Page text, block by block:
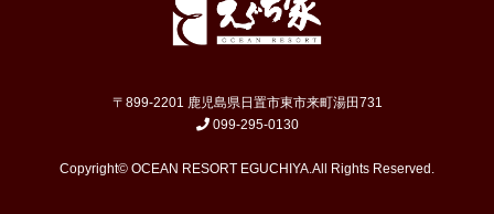
〒899-2201 鹿児島県日置市東市来町湯田731
099-295-0130
Copyright© OCEAN RESORT EGUCHIYA.All Rights Reserved.